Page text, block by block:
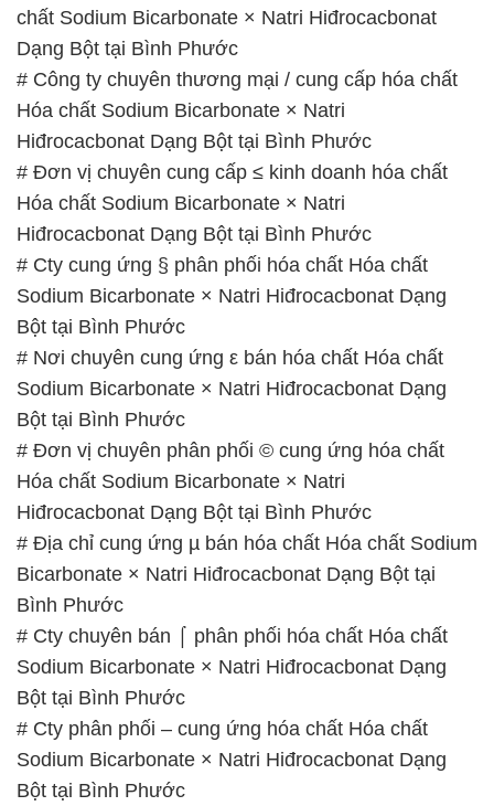
chất Sodium Bicarbonate × Natri Hiđrocacbonat
Dạng Bột tại Bình Phước
# Công ty chuyên thương mại / cung cấp hóa chất
Hóa chất Sodium Bicarbonate × Natri
Hiđrocacbonat Dạng Bột tại Bình Phước
# Đơn vị chuyên cung cấp ≤ kinh doanh hóa chất
Hóa chất Sodium Bicarbonate × Natri
Hiđrocacbonat Dạng Bột tại Bình Phước
# Cty cung ứng § phân phối hóa chất Hóa chất
Sodium Bicarbonate × Natri Hiđrocacbonat Dạng
Bột tại Bình Phước
# Nơi chuyên cung ứng ε bán hóa chất Hóa chất
Sodium Bicarbonate × Natri Hiđrocacbonat Dạng
Bột tại Bình Phước
# Đơn vị chuyên phân phối © cung ứng hóa chất
Hóa chất Sodium Bicarbonate × Natri
Hiđrocacbonat Dạng Bột tại Bình Phước
# Địa chỉ cung ứng µ bán hóa chất Hóa chất Sodium
Bicarbonate × Natri Hiđrocacbonat Dạng Bột tại
Bình Phước
# Cty chuyên bán ⌠ phân phối hóa chất Hóa chất
Sodium Bicarbonate × Natri Hiđrocacbonat Dạng
Bột tại Bình Phước
# Cty phân phối – cung ứng hóa chất Hóa chất
Sodium Bicarbonate × Natri Hiđrocacbonat Dạng
Bột tại Bình Phước